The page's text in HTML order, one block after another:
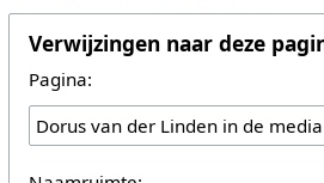
Verwijzingen naar deze
Pagina: